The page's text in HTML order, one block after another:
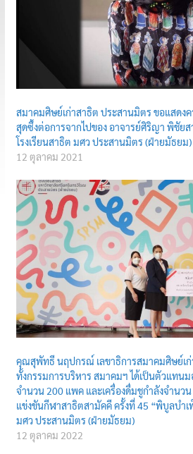
สมาคมศิษย์เก่าสาธิต ประสานมิตร ขอแสดงค
สุดซึ้งต่อการจากไปของ อาจารย์ศิริญา พิชัยส
โรงเรียนสาธิต มศว ประสานมิตร (ฝ่ายมัธยม)
12 ตุลาคม 2021
คุณสุพัทธี นฤปกรณ์ เลขาธิการสมาคมศิษย์เ
ทั้งกรรมการบริหาร สมาคมฯ ได้เป็นตัวแทน
จำนวน 200 แพค และเครื่องดื่มชูกำลังจำนว
แข่งขันกีฬาสาธิตสามัคคี ครั้งที่ 45 “พิบูลบำเ
มศว ประสานมิตร (ฝ่ายมัธยม)
12 ตุลาคม 2022